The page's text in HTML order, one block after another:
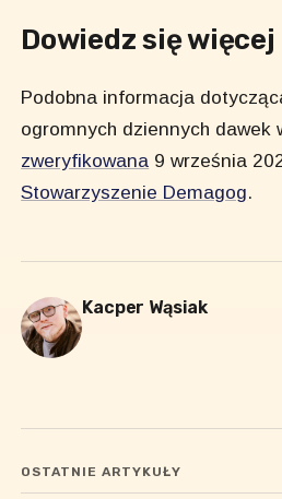
Dowiedz się więcej
Podobna informacja
ogromnych dziennych dawek
zweryfikowana 9 września
Stowarzyszenie Demagog.
Kacper Wąsiak
OSTATNIE ARTYKUŁY